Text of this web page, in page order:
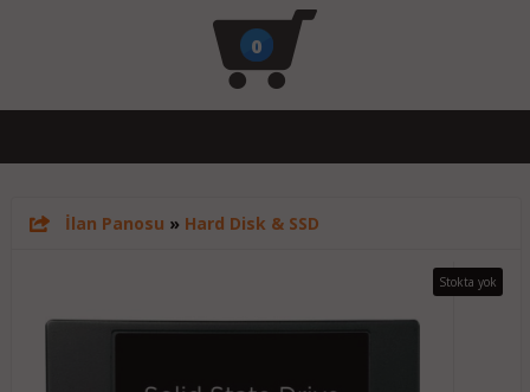
0
İlan Panosu » Hard Disk & SSD
Stokta yok